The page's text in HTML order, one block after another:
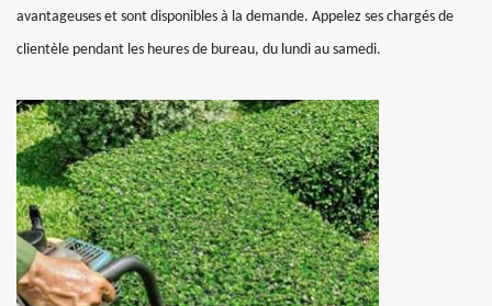
avantageuses et sont disponibles à la demande. Appelez ses chargés de
clientèle pendant les heures de bureau, du lundi au samedi.